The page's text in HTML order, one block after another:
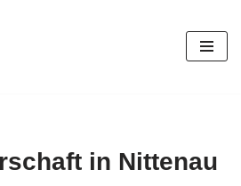
in Nittenau